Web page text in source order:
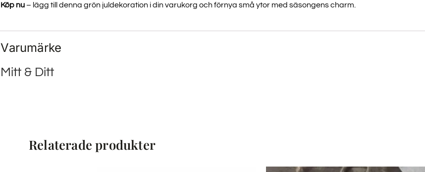
Köp nu– lägg till denna grön juldekoration i din varukorg och förnya små ytor med säsongens charm.
Varumärke
Mitt & Ditt
Relaterade produkter